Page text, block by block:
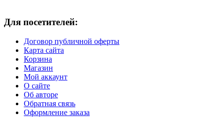
Для посетителей:
Договор публичной оферты
Карта сайта
Корзина
Магазин
Мой аккаунт
О сайте
Об авторе
Обратная связь
Оформление заказа